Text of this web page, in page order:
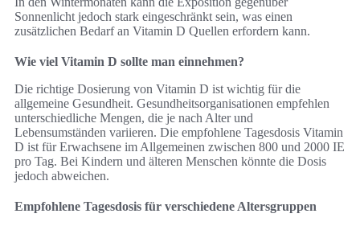
Sonnenlicht jedoch stark eingeschränkt sein, was einen
zusätzlichen Bedarf an Vitamin D Quellen erfordern kann.
Wie viel Vitamin D sollte man einnehmen?
Die richtige Dosierung von Vitamin D ist wichtig für die
allgemeine Gesundheit. Gesundheitsorganisationen empfehlen
unterschiedliche Mengen, die je nach Alter und
Lebensumständen variieren. Die empfohlene Tagesdosis Vitamin
D ist für Erwachsene im Allgemeinen zwischen 800 und 2000 IE
pro Tag. Bei Kindern und älteren Menschen könnte die Dosis
jedoch abweichen.
Empfohlene Tagesdosis für verschiedene Altersgruppen